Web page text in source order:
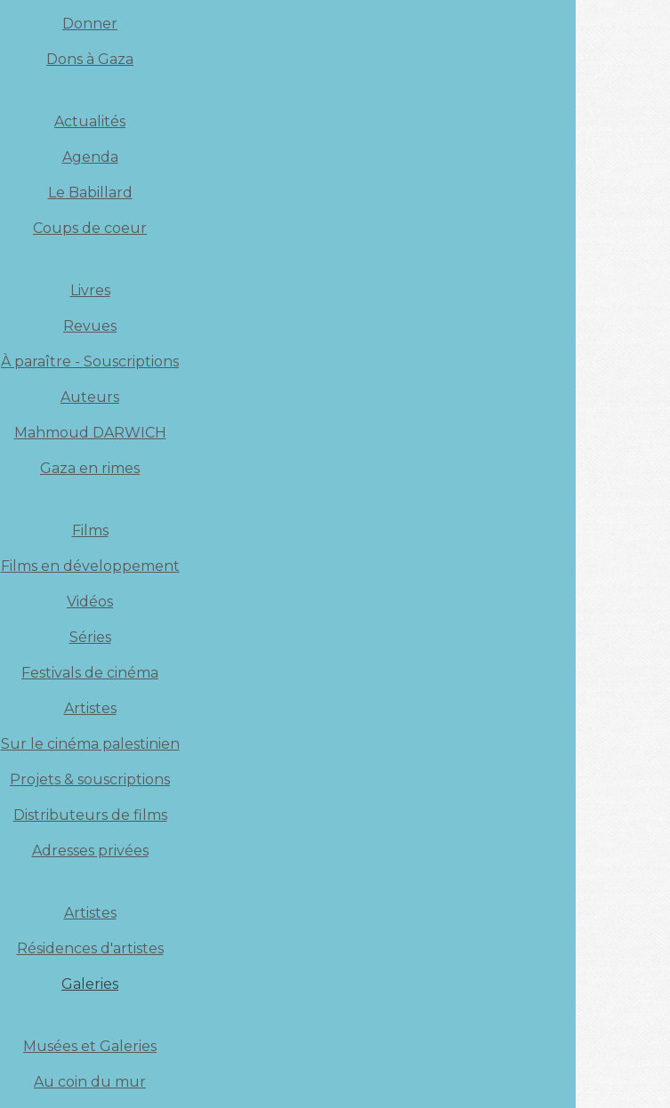
Donner
Dons à Gaza
Actualités
Agenda
Le Babillard
Coups de coeur
Livres
Revues
À paraître - Souscriptions
Auteurs
Mahmoud DARWICH
Gaza en rimes
Films
Films en développement
Vidéos
Séries
Festivals de cinéma
Artistes
Sur le cinéma palestinien
Projets & souscriptions
Distributeurs de films
Adresses privées
Artistes
Résidences d'artistes
Galeries
Musées et Galeries
Au coin du mur